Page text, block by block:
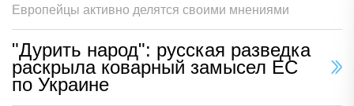
Европейцы активно делятся своими мнениями
"Дурить народ": русская разведка
раскрыла коварный замысел ЕС
по Украине